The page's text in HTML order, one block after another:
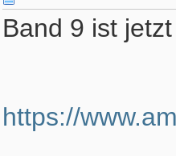
Band 9 ist
https://